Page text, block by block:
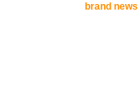
brand news